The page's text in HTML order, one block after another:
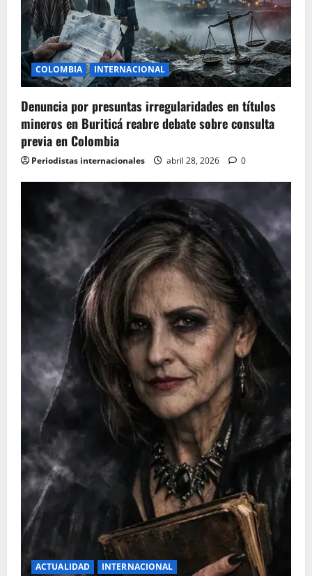
t
i
o
n
COLOMBIA INTERNACIONAL
Denuncia por presuntas irregularidades en títulos
mineros en Buriticá reabre debate sobre consulta
previa en Colombia
Periodistas internacionales abril 28, 2026 0
ACTUALIDAD INTERNACIONAL